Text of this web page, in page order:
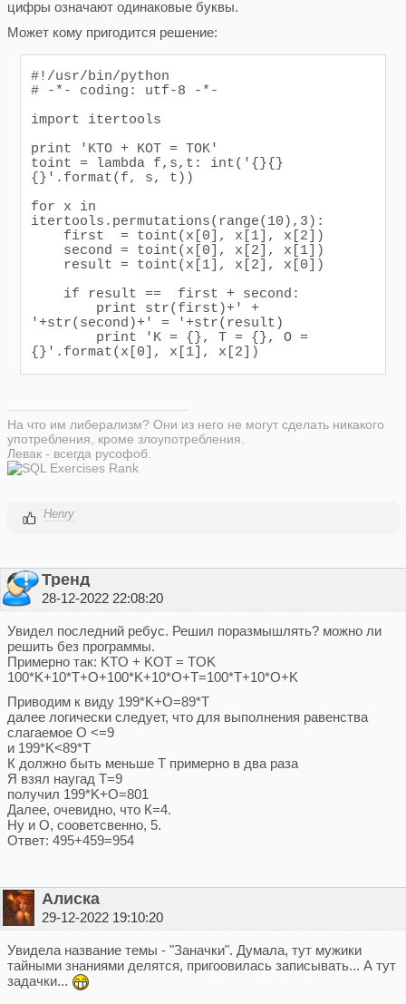
цифры означают одинаковые буквы.
Может кому пригодится решение:
#!/usr/bin/python
# -*- coding: utf-8 -*-
import itertools
print 'KTO + KOT = TOK'
toint = lambda f,s,t: int('{}{}
{}'.format(f, s, t))
for x in
itertools.permutations(range(10),3):
'+str(second)+' = '+str(result)
{}'.format(x[0], x[1], x[2])
На что им либерализм? Они из него не могут сделать никакого
употребления, кроме злоупотребления.
Левак - всегда русофоб.
Henry
Тренд
28-12-2022 22:08:20
Увидел последний ребус. Решил поразмышлять? можно ли
решить без программы.
Примерно так: KTO + KOT = TOK
100*K+10*T+O+100*K+10*O+T=100*T+10*O+K
Приводим к виду 199*K+O=89*T
далее логически следует, что для выполнения равенства
слагаемое O <=9
и 199*K<89*T
К должно быть меньше Т примерно в два раза
Я взял наугад Т=9
получил 199*K+O=801
Далее, очевидно, что К=4.
Ну и О, сооветсвенно, 5.
Ответ: 495+459=954
Алиска
29-12-2022 19:10:20
Увидела название темы - "Заначки". Думала, тут мужики
тайными знаниями делятся, пригоовилась записывать... А тут
задачки...